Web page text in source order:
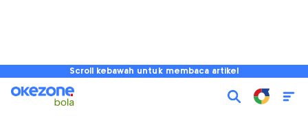
Scroll kebawah untuk membaca artikel